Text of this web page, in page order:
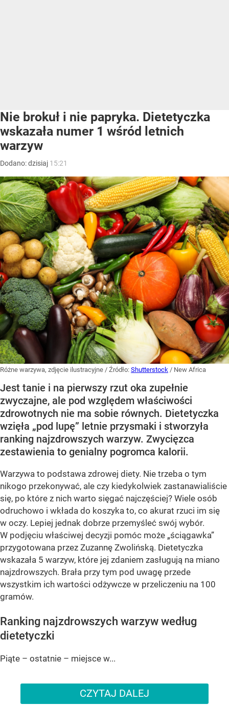
Nie brokuł i nie papryka. Dietetyczka
wskazała numer 1 wśród letnich
warzyw
Dodano:dzisiaj 15:21
Różne warzywa, zdjęcie ilustracyjne / Źródło: Shutterstock / New Africa
Jest tanie i na pierwszy rzut oka zupełnie
zwyczajne, ale pod względem właściwości
zdrowotnych nie ma sobie równych. Dietetyczka
wzięła „pod lupę” letnie przysmaki i stworzyła
ranking najzdrowszych warzyw. Zwycięzca
zestawienia to genialny pogromca kalorii.
Warzywa to podstawa zdrowej diety. Nie trzeba o tym
nikogo przekonywać, ale czy kiedykolwiek zastanawialiście
się, po które z nich warto sięgać najczęściej? Wiele osób
odruchowo i wkłada do koszyka to, co akurat rzuci im się
w oczy. Lepiej jednak dobrze przemyśleć swój wybór.
W podjęciu właściwej decyzji pomóc może „ściągawka”
przygotowana przez Zuzannę Zwolińską. Dietetyczka
wskazała 5 warzyw, które jej zdaniem zasługują na miano
najzdrowszych. Brała przy tym pod uwagę przede
wszystkim ich wartości odżywcze w przeliczeniu na 100
gramów.
Ranking najzdrowszych warzyw według
dietetyczki
Piąte – ostatnie – miejsce w...
CZYTAJ DALEJ